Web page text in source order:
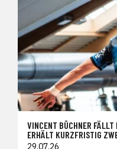
VINCENT BÜCHNER FÄLLT
ERHÄLT KURZFRISTIG
29.07.26